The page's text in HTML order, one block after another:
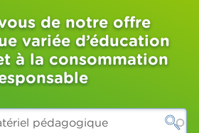
de notre offre
variée d’éducation
à la consommation